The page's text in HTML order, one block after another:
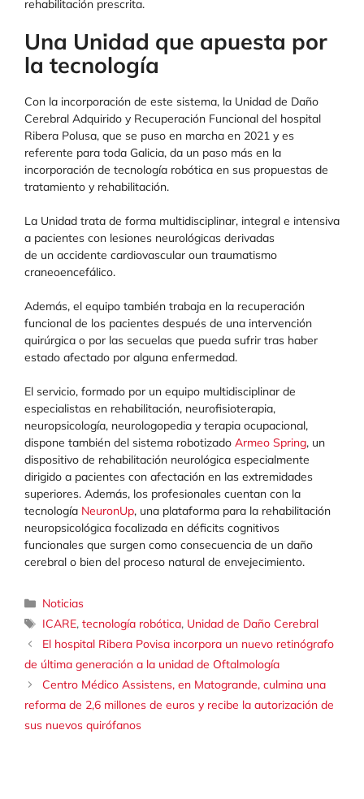
rehabilitación prescrita.
Una Unidad que apuesta por
la tecnología
Con la incorporación de este sistema, la Unidad de Daño
Cerebral Adquirido y Recuperación Funcional del hospital
Ribera Polusa, que se puso en marcha en 2021 y es
referente para toda Galicia, da un paso más en la
incorporación de tecnología robótica en sus propuestas de
tratamiento y rehabilitación.
La Unidad trata de forma multidisciplinar, integral e intensiva
a pacientes con lesiones neurológicas derivadas
de un accidente cardiovascular oun traumatismo
craneoencefálico.
Además, el equipo también trabaja en la recuperación
funcional de los pacientes después de una intervención
quirúrgica o por las secuelas que pueda sufrir tras haber
estado afectado por alguna enfermedad.
El servicio, formado por un equipo multidisciplinar de
especialistas en rehabilitación, neurofisioterapia,
neuropsicología, neurologopedia y terapia ocupacional,
dispone también del sistema robotizado Armeo Spring, un
dispositivo de rehabilitación neurológica especialmente
dirigido a pacientes con afectación en las extremidades
superiores. Además, los profesionales cuentan con la
tecnología NeuronUp, una plataforma para la rehabilitación
neuropsicológica focalizada en déficits cognitivos
funcionales que surgen como consecuencia de un daño
cerebral o bien del proceso natural de envejecimiento.
Categorías
Noticias
Etiquetas
ICARE,tecnología robótica, Unidad de Daño Cerebral
El hospital Ribera Povisa incorpora un nuevo retinógrafo
de última generación a la unidad de Oftalmología
Centro Médico Assistens, en Matogrande, culmina una
reforma de 2,6 millones de euros y recibe la autorización de
sus nuevos quirófanos